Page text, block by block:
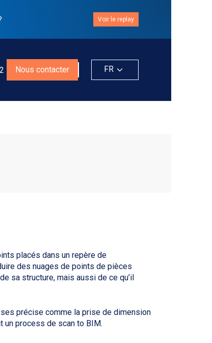
Voir le replay
Nous contacter FR
placés dans un repère de
des nuages de points de pièces
sa structure, mais aussi de ce qu’il
précise comme la prise de dimension
un process de scan to BIM.